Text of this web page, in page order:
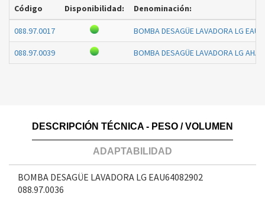
Código Disponibilidad: Denominación:
088.97.0017 BOMBA DESAGÜE LAVADORA LG
088.97.0039 BOMBA DESAGÜE LAVADORA LG
DESCRIPCIÓN TÉCNICA - PESO / VOLUMEN
ADAPTABILIDAD
BOMBA DESAGÜE LAVADORA LG EAU64082902
088.97.0036